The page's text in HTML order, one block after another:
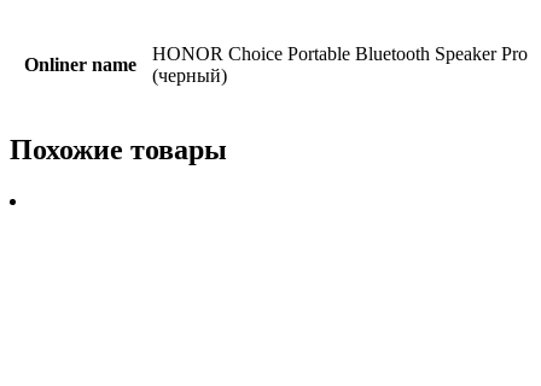
Onliner name
HONOR Choice Portable Bluetooth Speaker Pro
(черный)
Похожие товары